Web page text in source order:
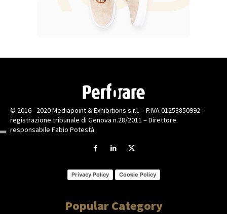
© 2016 - 2020 Mediapoint & Exhibitions s.r.l. – P.IVA 01253850992 –
registrazione tribunale di Genova n.28/2011 – Direttore
responsabile Fabio Potestà
Privacy Policy Cookie Policy
Popular Category